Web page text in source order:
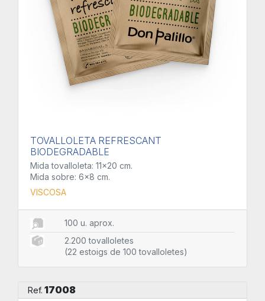
TOVALLOLETA REFRESCANT
BIODEGRADABLE
Mida tovalloleta: 11x20 cm.
Mida sobre: 6x8 cm.
VISCOSA
100 u. aprox.
2.200 tovalloletes
(22 estoigs de 100 tovalloletes)
Ref. 17008